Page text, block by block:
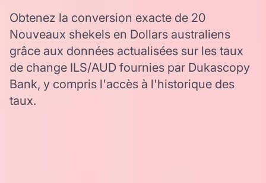
Obtenez la conversion exacte de 20
Nouveaux shekels en Dollars australiens
grâce aux données actualisées sur les taux
de change ILS/AUD fournies par Dukascopy
Bank, y compris l'accès à l'historique des
taux.